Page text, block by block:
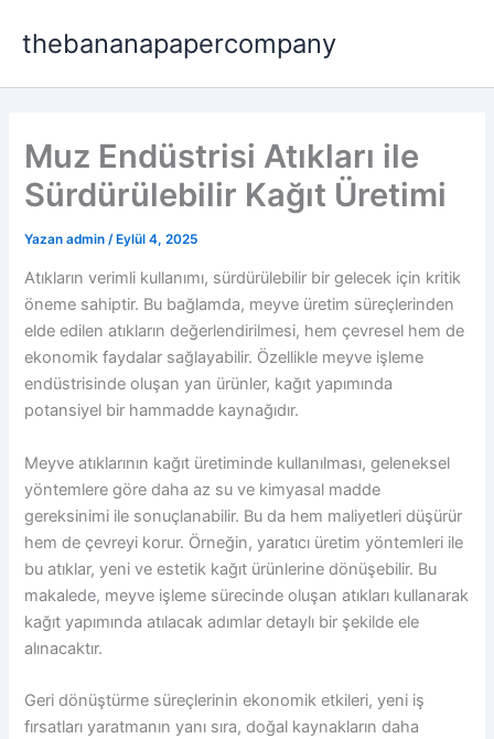
atlathebananapapercompany
Muz Endüstrisi Atıkları ile
Sürdürülebilir Kağıt Üretimi
Yazan admin /Eylül 4, 2025
Atıkların verimli kullanımı, sürdürülebilir bir gelecek için kritik
öneme sahiptir. Bu bağlamda, meyve üretim süreçlerinden
elde edilen atıkların değerlendirilmesi, hem çevresel hem de
ekonomik faydalar sağlayabilir. Özellikle meyve işleme
endüstrisinde oluşan yan ürünler, kağıt yapımında
potansiyel bir hammadde kaynağıdır.
Meyve atıklarının kağıt üretiminde kullanılması, geleneksel
yöntemlere göre daha az su ve kimyasal madde
gereksinimi ile sonuçlanabilir. Bu da hem maliyetleri düşürür
hem de çevreyi korur. Örneğin, yaratıcı üretim yöntemleri ile
bu atıklar, yeni ve estetik kağıt ürünlerine dönüşebilir. Bu
makalede, meyve işleme sürecinde oluşan atıkları kullanarak
kağıt yapımında atılacak adımlar detaylı bir şekilde ele
alınacaktır.
Geri dönüştürme süreçlerinin ekonomik etkileri, yeni iş
fırsatları yaratmanın yanı sıra, doğal kaynakların daha